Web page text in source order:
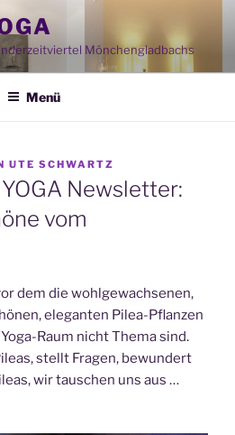
Mönchengladbachs
Menü
UTE SCHWARTZ
Newsletter:
vom
dem die wohlgewachsenen,
eleganten Pilea-Pflanzen
Raum nicht Thema sind.
stellt Fragen, bewundert
wir tauschen uns aus …